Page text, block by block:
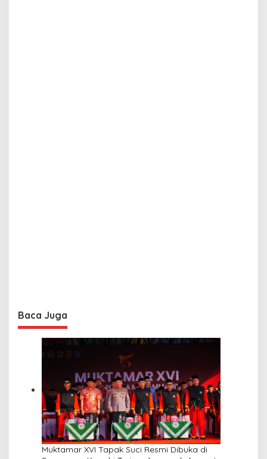
Baca Juga
Muktamar XVI Tapak Suci Resmi Dibuka di